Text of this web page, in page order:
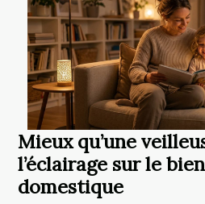
Mieux qu’une
l’éclairage sur le
domestique